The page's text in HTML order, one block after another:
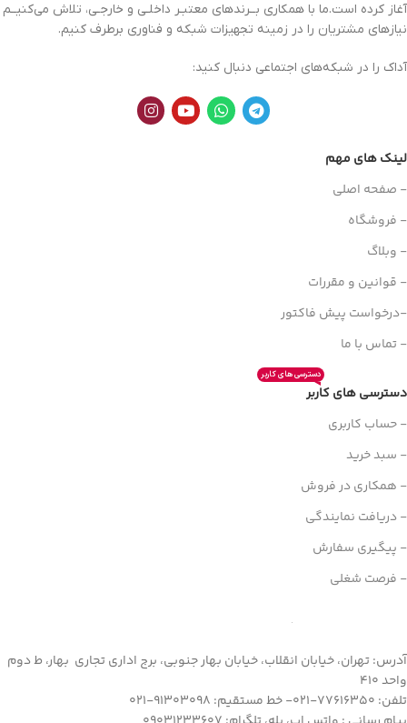
آغاز کرده است.ما با همکاری بــرندهای معتبـر داخلـی و خارجـی، تلاش می‌کنیــم
نیازهای مشتریان را در زمینه تجهیزات شبکه و فناوری برطرف کنیم.
آداک را در شبکه‌های اجتماعی دنبال کنید:
لینک های مهم
- صفحه اصلی
- فروشگاه
- وبلاگ
- قوانین و مقررات
-درخواست پیش فاکتور
- تماس با ما
دسترسی های کاربر
دسترسی های کاربر
- حساب کاربری
- سبد خرید
- همکاری در فروش
- دریافت نمایندگی
- پیگیری سفارش
- فرصت شغلی
آدرس: تهران، خیابان انقلاب، خیابان بهار جنوبی، برج اداری تجاری بهار، ط دوم
واحد 410
تلفن: 77616350-021- خط مستقیم: 91303098-021